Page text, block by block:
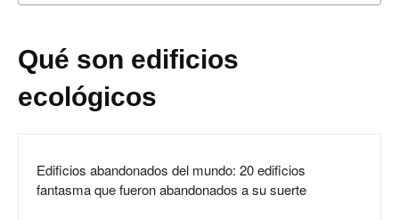
Qué son edificios
ecológicos
Edificios abandonados del mundo: 20 edificios
fantasma que fueron abandonados a su suerte